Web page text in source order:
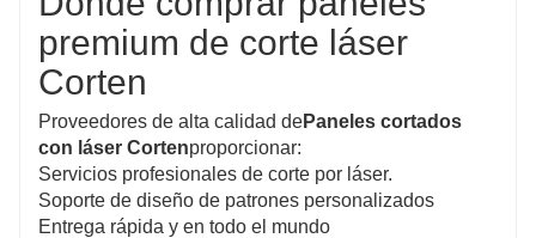
premium de corte láser
Corten
Proveedores de alta calidad dePaneles cortados
con láser Cortenproporcionar:
Servicios profesionales de corte por láser.
Soporte de diseño de patrones personalizados
Entrega rápida y en todo el mundo